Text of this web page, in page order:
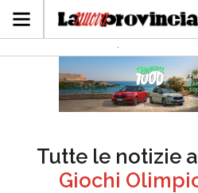
Tutte le notizie
Giochi